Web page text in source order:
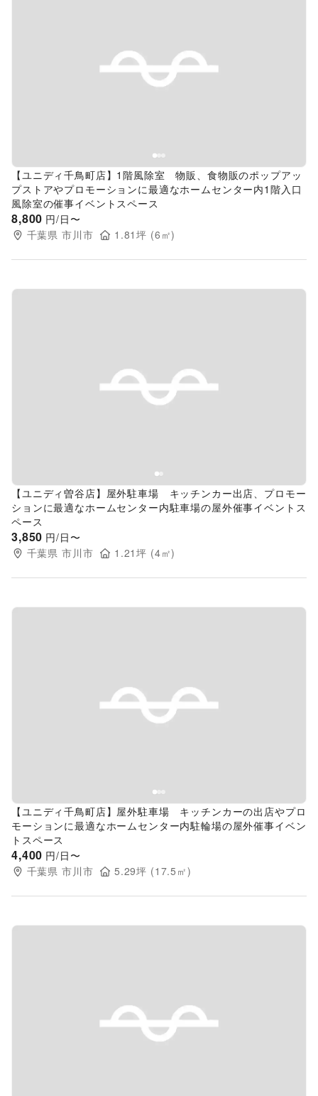
Previous slide
【ユニディ千鳥町店】1階風除室 物販、食物販のポップアッ
プストアやプロモーションに最適なホームセンター内1階入口
風除室の催事イベントスペース
8,800 円/日〜
千葉県 市川市 1.81坪 (6 ㎡)
Previous slide
【ユニディ曽谷店】屋外駐車場 キッチンカー出店、プロモー
ションに最適なホームセンター内駐車場の屋外催事イベントス
ペース
3,850 円/日〜
千葉県 市川市 1.21坪 (4㎡)
Previous slide
【ユニディ千鳥町店】屋外駐車場 キッチンカーの出店やプロ
モーションに最適なホームセンター内駐輪場の屋外催事イベン
トスペース
4,400 円/日〜
千葉県 市川市 5.29坪 (17.5 ㎡)
Previous slide